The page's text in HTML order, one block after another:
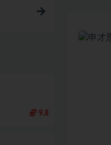
9.8